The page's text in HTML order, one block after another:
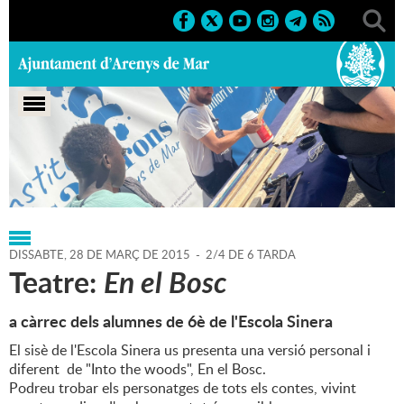
Portada > Regidories > Educació > Agenda > 28-03-2015
DISSABTE,28 DE MARÇ DE 2015 - 2/4 DE 6 TARDA
Teatre: En el Bosc
a càrrec dels alumnes de 6è de l'Escola Sinera
El sisè de l'Escola Sinera us presenta una versió personal i
diferent de "Into the woods", En el Bosc.
Podreu trobar els personatges de tots els contes, vivint